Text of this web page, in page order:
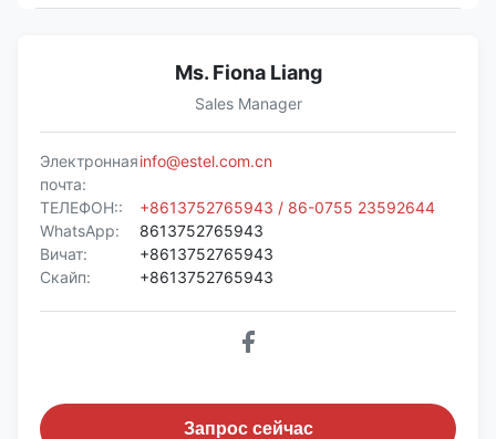
Ms. Fiona Liang
Sales Manager
Электронная
почта:
info@estel.com.cn
ТЕЛЕФОН::
+8613752765943 / 86-0755 23592644
WhatsApp:
8613752765943
Вичат:
+8613752765943
Скайп:
+8613752765943
Запрос сейчас